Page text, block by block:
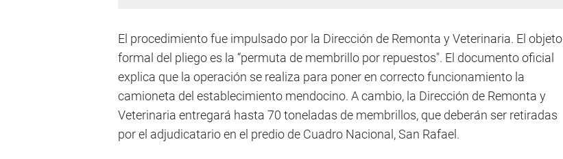
El procedimiento fue impulsado por la Dirección de Remonta y Veterinaria. El objeto
formal del pliego es la “permuta de membrillo por repuestos". El documento oficial
explica que la operación se realiza para poner en correcto funcionamiento la
camioneta del establecimiento mendocino. A cambio, la Dirección de Remonta y
Veterinaria entregará hasta 70 toneladas de membrillos, que deberán ser retiradas
por el adjudicatario en el predio de Cuadro Nacional, San Rafael.